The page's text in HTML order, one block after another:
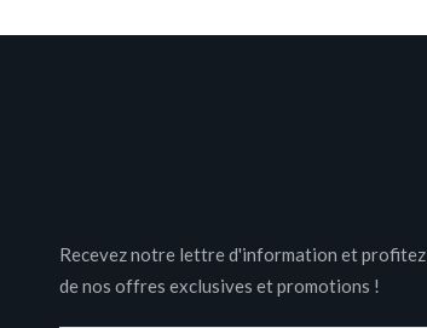
Recevez notre lettre d'information et profitez
de nos offres exclusives et promotions !